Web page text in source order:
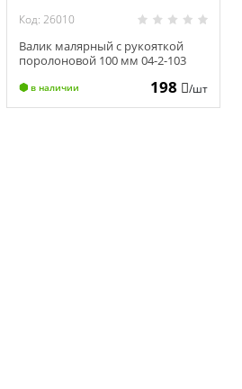
Код: 26010
Валик малярный с рукояткой
поролоновой 100 мм 04-2-103
в наличии 198 /шт